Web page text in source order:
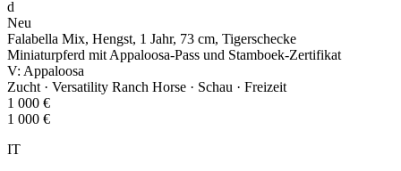
d
Neu
Falabella Mix, Hengst, 1 Jahr, 73 cm, Tigerschecke
Miniaturpferd mit Appaloosa-Pass und Stamboek-Zertifikat
V: Appaloosa
Zucht · Versatility Ranch Horse · Schau · Freizeit
1 000 €
1 000 €
IT